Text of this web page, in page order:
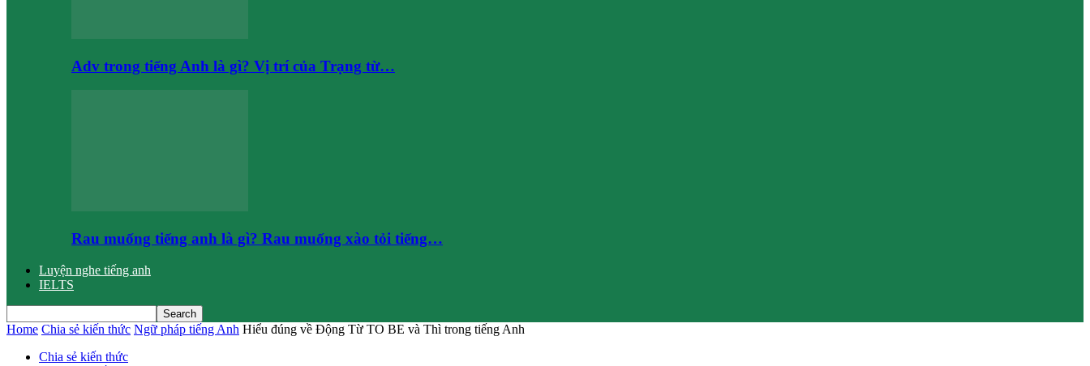
Adv trong tiếng Anh là gì? Vị trí của Trạng từ…
Rau muống tiếng anh là gì? Rau muống xào tỏi tiếng…
Luyện nghe tiếng anh
IELTS
Home Chia sẻ kiến thức Ngữ pháp tiếng Anh Hiểu đúng về Động Từ TO BE và Thì trong tiếng Anh
Chia sẻ kiến thức